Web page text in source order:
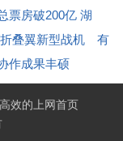
产安全。对于暴力
律给予严厉惩处，
此案的处理体现了
保障了社会安全。
票房破200亿 湖
叠翼新型战机 有
作成果丰硕
效的上网首页